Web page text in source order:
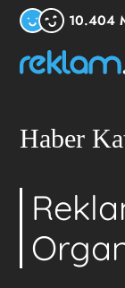
10.404
Haber